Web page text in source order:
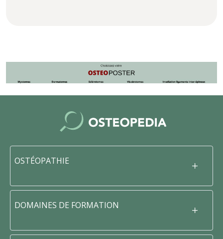
OSTÉOPATHIE
DOMAINES DE FORMATION